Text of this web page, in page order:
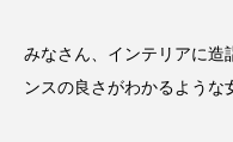
みなさん、インテリアに造
ンスの良さがわかるような